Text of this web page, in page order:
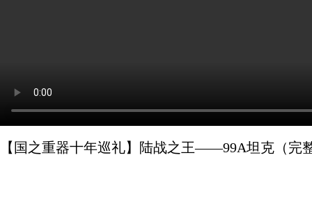
【国之重器十年巡礼】陆战之王——99A坦克（完